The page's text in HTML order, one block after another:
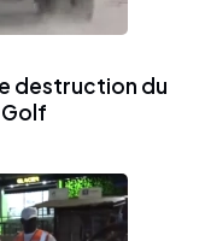
destruction du